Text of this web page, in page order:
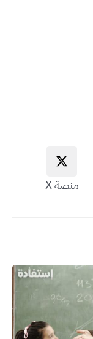
منصة X